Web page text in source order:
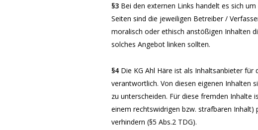
§3 Bei den externen Links handelt es sich
Seiten sind die jeweiligen Betreiber /
moralisch oder ethisch anstößigen Inhalten
solches Angebot linken sollten.
§4 Die KG Ahl Häre ist als Inhaltsanbieter
verantwortlich. Von diesen eigenen Inhalten
zu unterscheiden. Für diese fremden Inhalte
einem rechtswidrigen bzw. strafbaren Inhalt)
verhindern (§5 Abs.2 TDG).